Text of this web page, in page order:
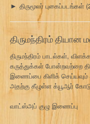
► திருமூலர் புகைப்படங்கள்
திருமந்திரம்
திருமந்திரம் பாடல்கள்,
கருத்துக்கள் போன்றவற்றை
இணைப்பை கிளிக்
அதற்கு கீழுள்ள க்யூஆர்
வாட்ஸ்அப் குழு இணைப்பு